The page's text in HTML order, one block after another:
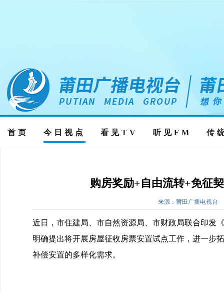
首页 今日视点 看见TV 听见FM 传
购房奖励+自由流转+免征
来源：莆田广播电视台
近日，市住建局、市自然资源局、市财政局联合印发
明确提出将开展房屋征收房票安置试点工作，进一步
补偿安置的多样化需求。